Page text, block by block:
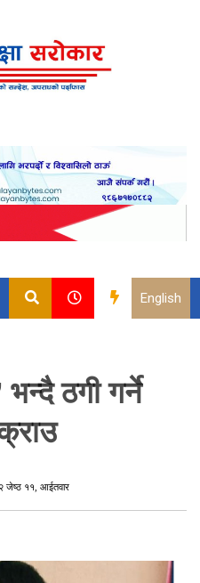
English
ठगी गर्ने
जेष्ठ ११, आईतवार